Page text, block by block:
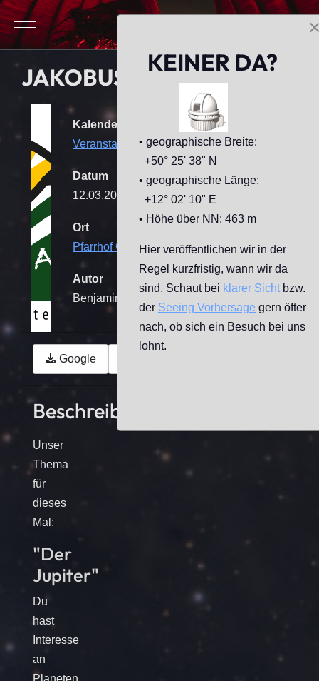
Mobile Menu Toggle
JAKOBUS-ASTRO-KIDS
Kalender
Veranstaltungen
Datum
12.03.2026
17:00 - 19:00
Ort
Pfarrhof Geilsdorf [Sternwarte]
Autor
Benjamin Mende
Google
Beschreibung
Unser
Thema
für
dieses
Mal:
"Der
Jupiter"
Du
hast
Interesse
an
Planeten,
KEINER DA?
• geographische Breite:
+50° 25' 38" N
• geographische Länge:
+12° 02' 10" E
• Höhe über NN: 463 m
Hier veröffentlichen wir in der
Regel kurzfristig, wann wir da
sind. Schaut bei klarer Sichtbzw.
der Seeing Vorhersage gern öfter
nach, ob sich ein Besuch bei uns
lohnt.